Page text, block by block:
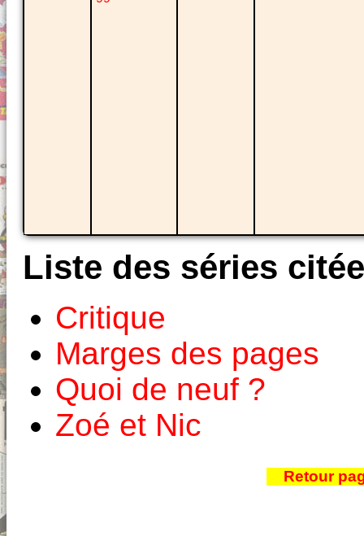
Liste des séries
Critique
Marges des pages
Quoi de neuf ?
Zoé et Nic
Retour